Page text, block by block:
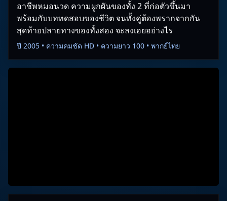
อาชีพหมอนวด ความผูกผันของทั้ง 2 ที่ก่อตัวขึ้นมา
พร้อมกับบททดสอบของชีวิต จนทั้งคู่ต้องพรากจากกัน
สุดท้ายปลายทางของทั้งสอง จะลงเอยอย่างไร
ปี 2005 • ความคมชัด HD • ความยาว 100 • พากย์ไทย